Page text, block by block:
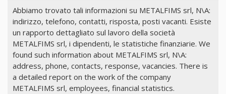
Abbiamo trovato tali informazioni su METALFIMS srl, N\A:
indirizzo, telefono, contatti, risposta, posti vacanti. Esiste
un rapporto dettagliato sul lavoro della società
METALFIMS srl, i dipendenti, le statistiche finanziarie. We
found such information about METALFIMS srl, N\A:
address, phone, contacts, response, vacancies. There is
a detailed report on the work of the company
METALFIMS srl, employees, financial statistics.